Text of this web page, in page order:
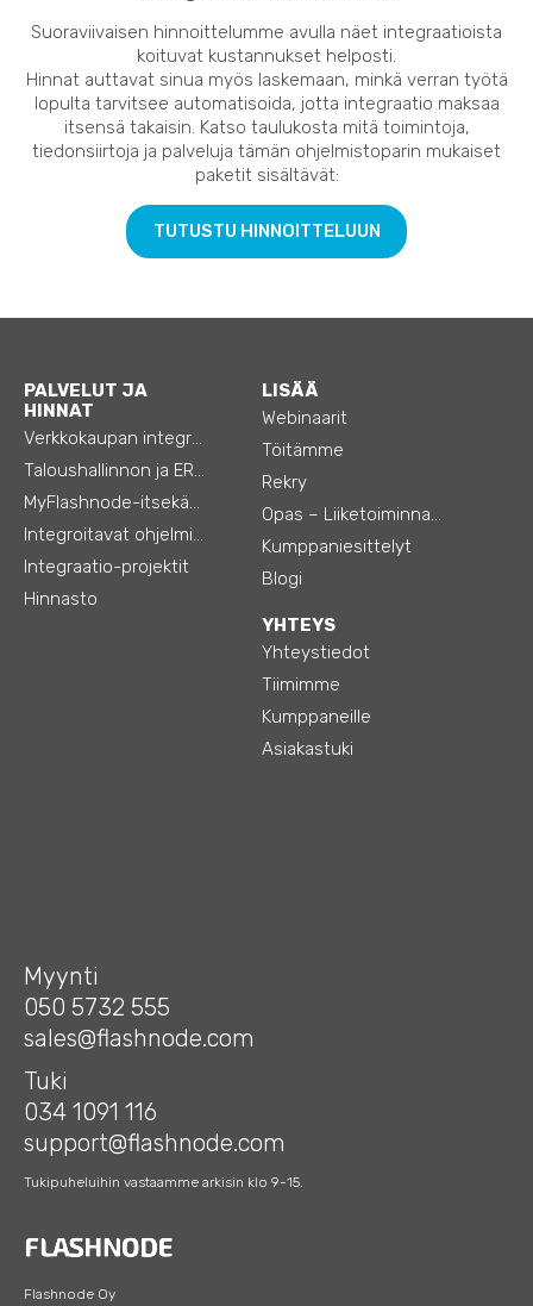
Suoraviivaisen hinnoittelumme avulla näet integraatioista
koituvat kustannukset helposti.
Hinnat auttavat sinua myös laskemaan, minkä verran työtä
lopulta tarvitsee automatisoida, jotta integraatio maksaa
itsensä takaisin. Katso taulukosta mitä toimintoja,
tiedonsiirtoja ja palveluja tämän ohjelmistoparin mukaiset
paketit sisältävät:
TUTUSTU HINNOITTELUUN
PALVELUT JA
HINNAT
Verkkokaupan integraatiot
Taloushallinnon ja ERP:n integraatiot
MyFlashnode-itsekäyttö-automaatio
Integroitavat ohjelmistot
Integraatio-projektit
Hinnasto
LISÄÄ
Webinaarit
Töitämme
Rekry
Opas – Liiketoiminnan tehostamiseen
Kumppaniesittelyt
Blogi
YHTEYS
Yhteystiedot
Tiimimme
Kumppaneille
Asiakastuki
Myynti
050 5732 555
sales@flashnode.com
Tuki
034 1091 116
support@flashnode.com
Tukipuheluihin vastaamme arkisin klo 9-15.
Flashnode Oy